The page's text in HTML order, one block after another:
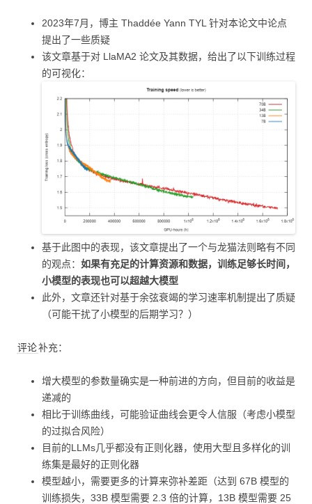
2023年7月，博主 Thaddée Yann TYL 针对本论文中论点
提出了一些质疑
该文章基于对 LlaMA2 论文及其数据，给出了以下训练过程
的可视化：
基于此图中的表现，该文章提出了一个与龙猫法则略有不同
的观点： 如果有充足的计算资源和数据，训练足够长时间，
小模型的表现也可以超越大模型
此外，文章还针对基于余弦衰竭的学习速率机制提出了质疑
（可能干扰了小模型的后期学习？）
评论补充：
增大模型的参数量确实是一种前进的方向，但目前的收益是
递减的
相比于训练曲线，可能验证曲线会更令人信服（考虑小模型
的过拟合风险）
目前的LLMs几乎都没有正则化器，使用大型且多样化的训
练集是最好的正则化器
模型越小，需要更多的计算来弥补差距（达到 67B 模型的
训练损失，33B 模型需要 2.3 倍的计算，13B 模型需要 25